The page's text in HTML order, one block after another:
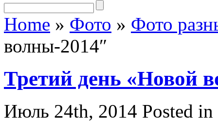
Home » Фото » Фото
волны-2014″
Третий день «Новой
Июль 24th, 2014 Posted in